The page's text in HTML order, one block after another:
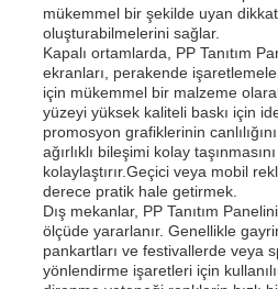
mükemmel bir şekilde uyan
oluşturabilmelerini sağlar.
Kapalı ortamlarda, PP Tanıtım
ekranları, perakende
için mükemmel bir malzeme
yüzeyi yüksek kaliteli baskı için
promosyon grafiklerinin
ağırlıklı bileşimi kolay
kolaylaştırır.Geçici veya mobil
derece pratik hale getirmek.
Dış mekanlar, PP Tanıtım
ölçüde yararlanır. Genellikle
pankartları ve festivallerde veya
yönlendirme işaretleri için